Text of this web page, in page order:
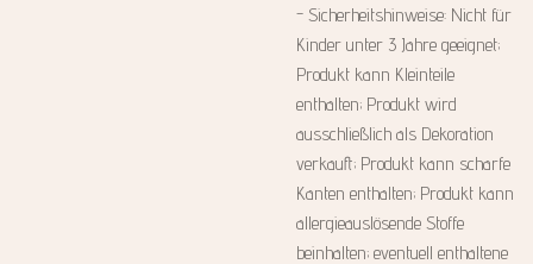
- Sicherheitshinweise: Nicht für
Kinder unter 3 Jahre geeignet;
Produkt kann Kleinteile
enthalten; Produkt wird
ausschließlich als Dekoration
verkauft; Produkt kann scharfe
Kanten enthalten; Produkt kann
allergieauslösende Stoffe
beinhalten; eventuell enthaltene